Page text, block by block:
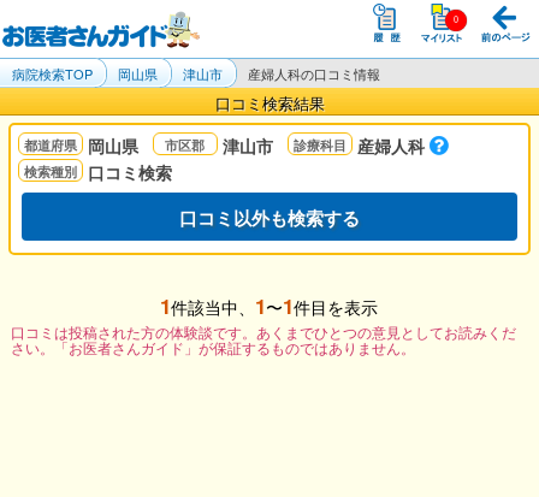
病院検索TOP 岡山県 津山市 産婦人科の口コミ情報
口コミ検索結果
岡山県 津山市
産婦人科
口コミ検索
口コミ以外も検索する
1件該当中、 1〜1件目を表示
口コミは投稿された方の体験談です。あくまでひとつの意見としてお読みくだ
さい。「お医者さんガイド」が保証するものではありません。